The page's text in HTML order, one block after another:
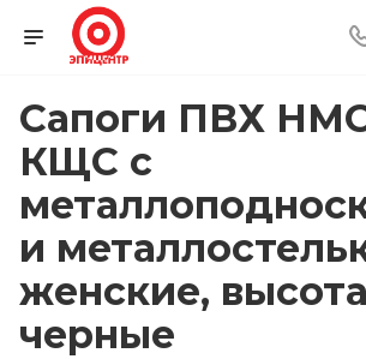
Сапоги ПВХ
КЩС с
и
женские,
черные